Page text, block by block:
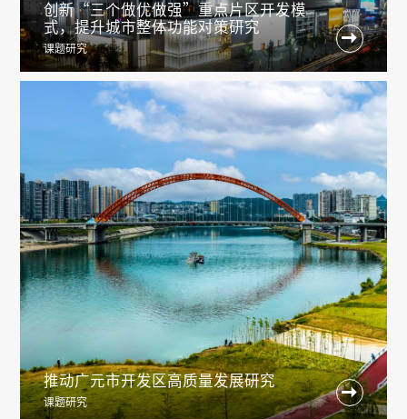
创新“三个做优做强”重点片区开发模
式，提升城市整体功能对策研究
课题研究

推动广元市开发区高质量发展研究
课题研究
